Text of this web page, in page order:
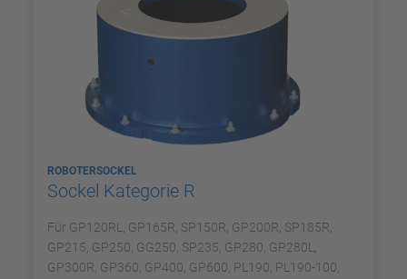
ROBOTERSOCKEL
Sockel Kategorie R
Für GP120RL, GP165R, SP150R, GP200R, SP185R,
GP215, GP250, GG250, SP235, GP280, GP280L,
GP300R, GP360, GP400, GP600, PL190, PL190-100,